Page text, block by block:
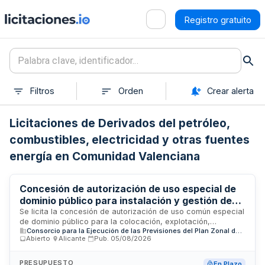
Registro gratuito
Filtros Orden Crear alerta
Licitaciones de Derivados del petróleo,
combustibles, electricidad y otras fuentes
energía en Comunidad Valenciana
Concesión de autorización de uso especial de
dominio público para instalación y gestión de
contenedores de recogida de aceites de cocina
usados en municipios del Plan Zonal 8 Área de
gestión A3
Se licita la concesión de autorización de uso común especial
de dominio público para la colocación, explotación,
mantenimiento y limpieza de contenedores destinados a la
recogida de aceites de cocina usados en diversos
adjudicatario deberá instalar un mínimo de contenedores y
Consorcio para la Ejecución de las Previsiones del Plan Zonal de Residuos 8. Área de Gestión A3
Abierto
Alicante Pub. 05/08/2026
PRESUPUESTO